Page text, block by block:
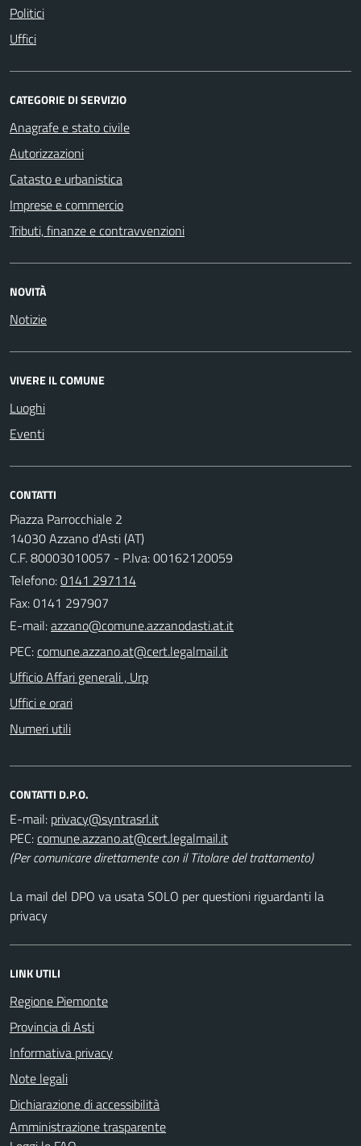
Politici
Uffici
CATEGORIE DI SERVIZIO
Anagrafe e stato civile
Autorizzazioni
Catasto e urbanistica
Imprese e commercio
Tributi, finanze e contravvenzioni
NOVITÀ
Notizie
VIVERE IL COMUNE
Luoghi
Eventi
CONTATTI
Piazza Parrocchiale 2
14030 Azzano d'Asti (AT)
C.F. 80003010057 - P.Iva: 00162120059
Telefono:0141 297114
Fax: 0141 297907
E-mail:
PEC:
Ufficio Affari generali , Urp
Uffici e orari
Numeri utili
CONTATTI D.P.O.
E-mail:
PEC:
(Per comunicare direttamente con il Titolare del trattamento)
La mail del DPO va usata SOLO per questioni riguardanti la
privacy
LINK UTILI
Regione Piemonte
Provincia di Asti
Informativa privacy
Note legali
Dichiarazione di accessibilità
Amministrazione trasparente